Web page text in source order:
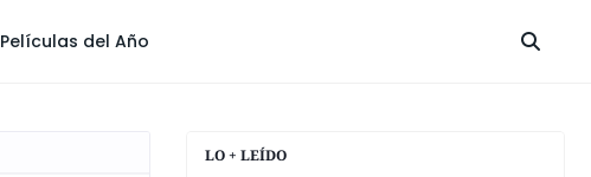
del Año
LO + LEÍDO